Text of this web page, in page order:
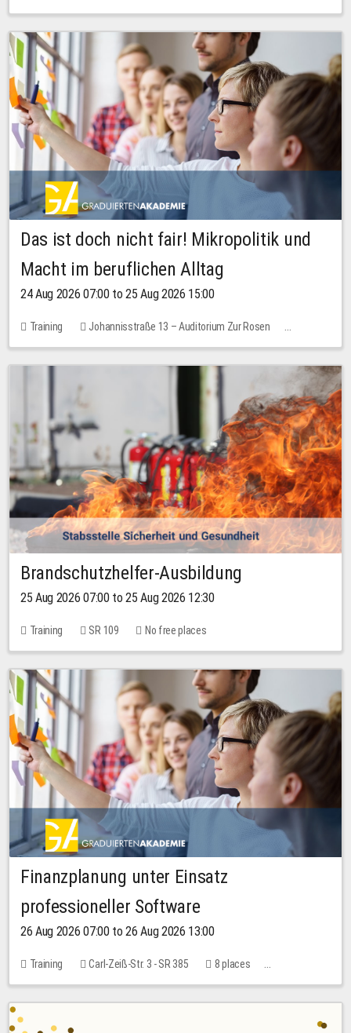
No free places
Das ist doch nicht fair! Mikropolitik und
Macht im beruflichen Alltag
24 Aug 2026 07:00 to 25 Aug 2026 15:00
Training
Johannisstraße 13 – Auditorium Zur Rosen
1 place
30.00 EUR
Brandschutzhelfer-Ausbildung
25 Aug 2026 07:00 to 25 Aug 2026 12:30
Training SR 109 No free places
Finanzplanung unter Einsatz
professioneller Software
26 Aug 2026 07:00 to 26 Aug 2026 13:00
Training Carl-Zeiß-Str. 3 - SR 385
8 places
20.00 EUR